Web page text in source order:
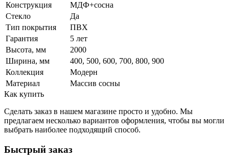
Конструкция
МДФ+сосна
Стекло
Да
Тип покрытия
ПВХ
Гарантия
5 лет
Высота, мм
2000
Ширина, мм
400, 500, 600, 700, 800, 900
Коллекция
Модерн
Материал
Массив сосны
Как купить
Сделать заказ в нашем магазине просто и удобно. Мы
предлагаем несколько вариантов оформления, чтобы вы могли
выбрать наиболее подходящий способ.
Быстрый заказ